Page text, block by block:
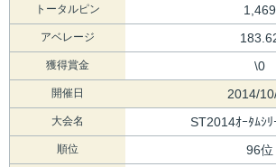
トータルピン 1,469
アベレージ
獲得賞金 \0
開催日 2014/
大会名 ST2014ｵｰﾀﾑｼ
順位 96位